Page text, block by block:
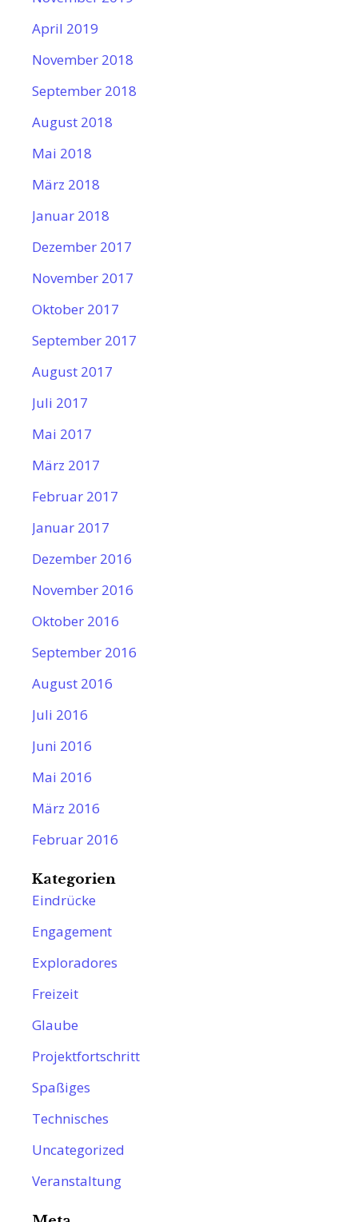
April 2019
November 2018
September 2018
August 2018
Mai 2018
März 2018
Januar 2018
Dezember 2017
November 2017
Oktober 2017
September 2017
August 2017
Juli 2017
Mai 2017
März 2017
Februar 2017
Januar 2017
Dezember 2016
November 2016
Oktober 2016
September 2016
August 2016
Juli 2016
Juni 2016
Mai 2016
März 2016
Februar 2016
Kategorien
Eindrücke
Engagement
Exploradores
Freizeit
Glaube
Projektfortschritt
Spaßiges
Technisches
Uncategorized
Veranstaltung